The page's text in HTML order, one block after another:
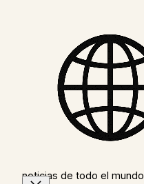
noticias de todo el mundo